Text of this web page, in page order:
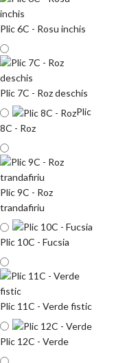
Plic 6C - Rosu inchis
Plic 7C - Roz deschis
Plic
8C - Roz
Plic 9C - Roz
trandafiriu
Plic 10C - Fucsia
Plic 11C - Verde fistic
Plic 12C - Verde